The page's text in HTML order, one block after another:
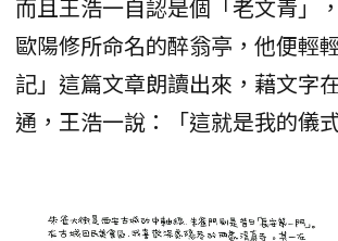
而且王浩一自認是個「老文青」
歐陽修所命名的醉翁亭，他便輕
記」這篇文章朗讀出來，藉文字
通，王浩一說：「這就是我的儀式